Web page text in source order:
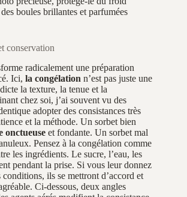
boules brillantes et parfumées
conservation
radicalement une préparation
Ici, la congélation n’est pas juste une
la texture, la tenue et la
chez soi, j’ai souvent vu des
adopter des consistances très
et la méthode. Un sorbet bien
onctueuse et fondante. Un sorbet mal
Pensez à la congélation comme
les ingrédients. Le sucre, l’eau, les
pendant la prise. Si vous leur donnez
conditions, ils se mettront d’accord et
Ci‑dessous, deux angles